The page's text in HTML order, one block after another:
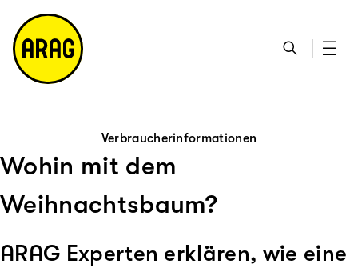
h
e
ta
k
ts
ei
te
e
m
a
p
Verbraucherinformationen
Wohin mit dem
Weihnachtsbaum?
ARAG Experten erklären, wie eine